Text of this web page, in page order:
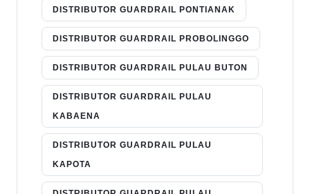
DISTRIBUTOR GUARDRAIL PONTIANAK
DISTRIBUTOR GUARDRAIL PROBOLINGGO
DISTRIBUTOR GUARDRAIL PULAU BUTON
DISTRIBUTOR GUARDRAIL PULAU
KABAENA
DISTRIBUTOR GUARDRAIL PULAU
KAPOTA